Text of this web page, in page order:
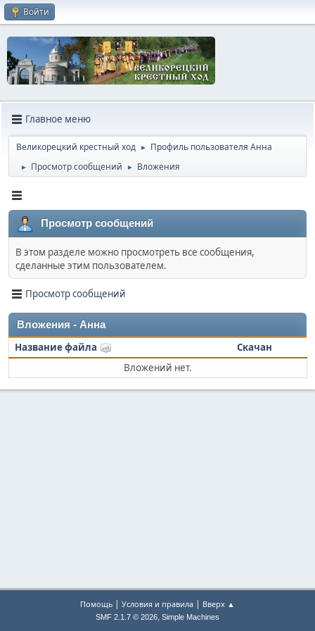
Войти
Главное меню
Великорецкий крестный ход ► Профиль пользователя Анна
► Просмотр сообщений ► Вложения
Просмотр сообщений
В этом разделе можно просмотреть все сообщения,
сделанные этим пользователем.
Просмотр сообщений
Вложения - Анна
Название файла
Скачан
Вложений нет.
Помощь | Условия и правила | Вверх ▲
SMF 2.1.7 © 2026, Simple Machines